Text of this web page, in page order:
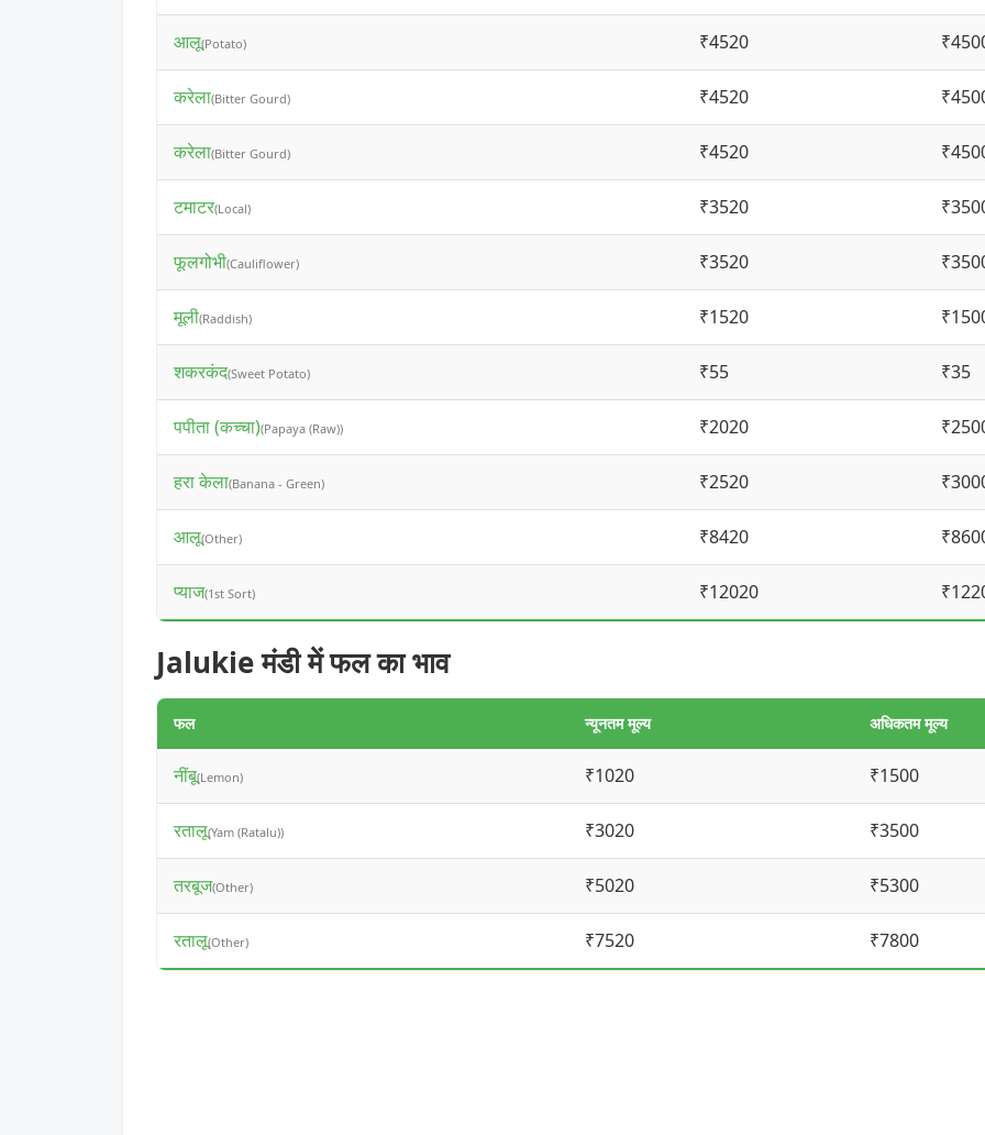
आलू(Potato) ₹4520
करेला(Bitter Gourd) ₹4520
करेला(Bitter Gourd) ₹4520
टमाटर(Local) ₹3520
फूलगोभी(Cauliflower) ₹3520
मूली(Raddish) ₹1520
शकरकंद(Sweet Potato) ₹55 ₹35
पपीता (कच्चा)(Papaya (Raw)) ₹2020
हरा केला(Banana - Green) ₹2520
आलू(Other) ₹8420
प्याज(1st Sort) ₹12020
Jalukie मंडी में फल का भाव
फल न्यूनतम मूल्य अधिकतम मूल्य
नींबू(Lemon) ₹1020 ₹1500
रतालू(Yam (Ratalu)) ₹3020 ₹3500
तरबूज(Other) ₹5020 ₹5300
रतालू(Other) ₹7520 ₹7800